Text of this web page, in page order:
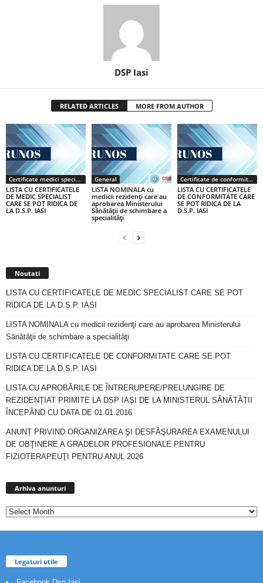
DSP Iasi
RELATED ARTICLES MORE FROM AUTHOR
Certificate medici specialiști / primari
LISTA CU CERTIFICATELE
DE MEDIC SPECIALIST
CARE SE POT RIDICA DE
LA D.S.P. IASI
General
LISTA NOMINALA cu
medicii rezidenţi care au
aprobarea Ministerului
Sănătăţii de schimbare a
specialităţi
Certificate de conformitate
LISTA CU CERTIFICATELE
DE CONFORMITATE CARE
SE POT RIDICA DE LA
D.S.P. IASI
Noutati
LISTA CU CERTIFICATELE DE MEDIC SPECIALIST CARE SE POT
RIDICA DE LA D.S.P. IASI
LISTA NOMINALA cu medicii rezidenţi care au aprobarea Ministerului
Sănătăţii de schimbare a specialităţi
LISTA CU CERTIFICATELE DE CONFORMITATE CARE SE POT
RIDICA DE LA D.S.P. IASI
LISTA CU APROBĂRILE DE ÎNTRERUPERE/PRELUNGIRE DE
REZIDENȚIAT PRIMITE LA DSP IAȘI DE LA MINISTERUL SĂNĂTĂȚII
ÎNCEPÂND CU DATA DE 01.01.2016
ANUNȚ PRIVIND ORGANIZAREA ŞI DESFĂŞURAREA EXAMENULUI
DE OBŢINERE A GRADELOR PROFESIONALE PENTRU
FIZIOTERAPEUŢI PENTRU ANUL 2026
Arhiva anunturi
Legaturi utile